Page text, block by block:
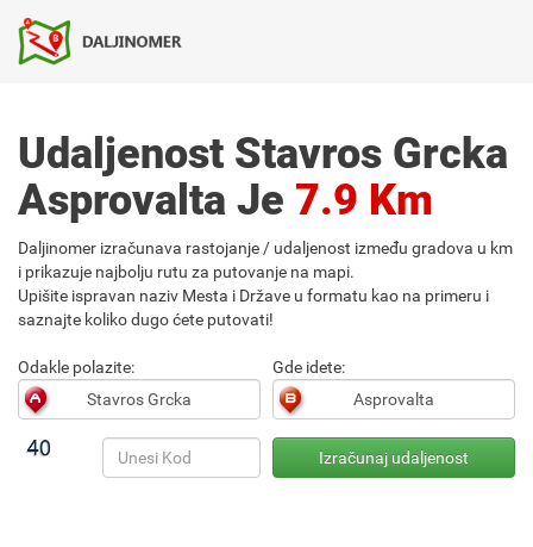
Udaljenost Stavros Grcka
Asprovalta Je 7.9 Km
Daljinomer izračunava rastojanje / udaljenost između gradova u km
i prikazuje najbolju rutu za putovanje na mapi.
Upišite ispravan naziv Mesta i Države u formatu kao na primeru i
saznajte koliko dugo ćete putovati!
Odakle polazite: Gde idete: